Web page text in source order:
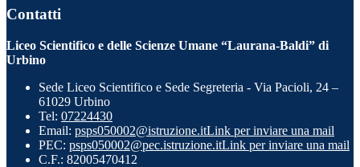
Contatti
Liceo Scientifico e delle Scienze Umane “Laurana-Baldi” di
Urbino
Sede Liceo Scientifico e Sede Segreteria - Via Pacioli, 24 –
61029 Urbino
Tel: 07224430
Email: psps050002@istruzione.itLink per inviare una mail
PEC: psps050002@pec.istruzione.itLink per inviare una mail
C.F.: 82005470412